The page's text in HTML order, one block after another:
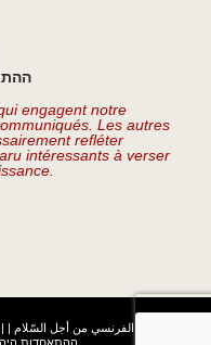
engagent notre
Les autres
refléter
intéressants à verser
الاتّحاد اليهودي الفرنسي من أجل السّلام |